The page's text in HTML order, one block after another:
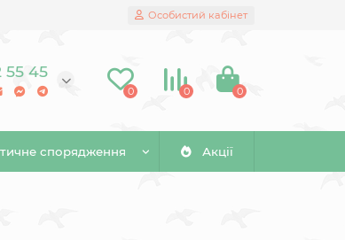
Особистий кабінет
55 45
0 0 0
спорядження Акції